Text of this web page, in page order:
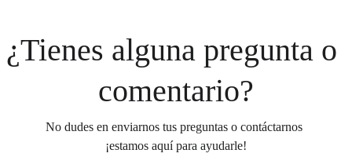
¿Tienes alguna pregunta o
comentario?
No dudes en enviarnos tus preguntas o contáctarnos
¡estamos aquí para ayudarle!